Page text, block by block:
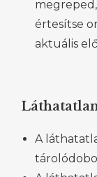
értesítse
aktuális
A